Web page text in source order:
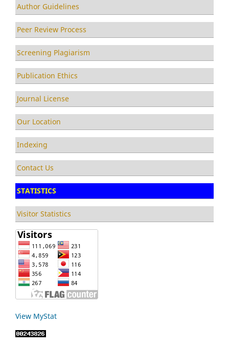
Author Guidelines
Peer Review Process
Screening Plagiarism
Publication Ethics
Journal License
Our Location
Indexing
Contact Us
STATISTICS
Visitor Statistics
View MyStat